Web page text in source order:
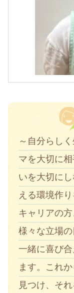
～自分らし
マを大切に
いを大切に
える環境作
キャリアの
様々な立場
一緒に喜び
ます。これ
見つけ、そ